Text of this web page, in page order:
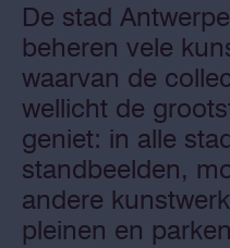
De stad
beheren vele
waarvan de
wellicht de
geniet: in alle
standbeelden,
andere
pleinen en